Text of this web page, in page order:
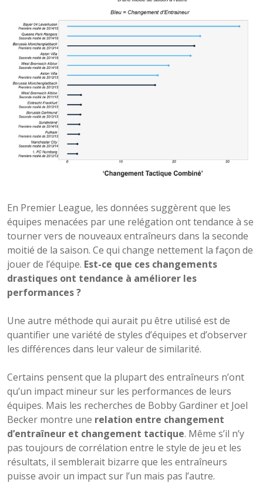
En Premier League, les données suggèrent que les
équipes menacées par une relégation ont tendance à se
tourner vers de nouveaux entraîneurs dans la seconde
moitié de la saison. Ce qui change nettement la façon de
jouer de l’équipe. Est-ce que ces changements
drastiques ont tendance à améliorer les
performances ?
Une autre méthode qui aurait pu être utilisé est de
quantifier une variété de styles d’équipes et d’observer
les différences dans leur valeur de similarité.
Certains pensent que la plupart des entraîneurs n’ont
qu’un impact mineur sur les performances de leurs
équipes. Mais les recherches de Bobby Gardiner et Joel
Becker montre une relation entre changement
d’entraîneur et changement tactique. Même s’il n’y
pas toujours de corrélation entre le style de jeu et les
résultats, il semblerait bizarre que les entraîneurs
puisse avoir un impact sur l’un mais pas l’autre.